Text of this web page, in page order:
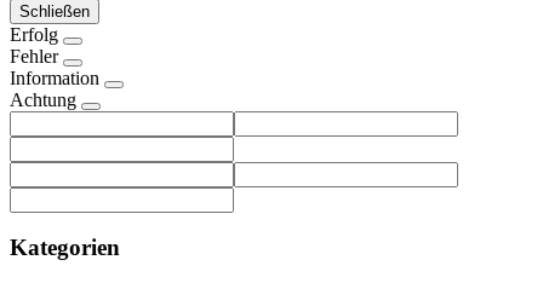
Schließen
Erfolg
Fehler
Information
Achtung
Kategorien